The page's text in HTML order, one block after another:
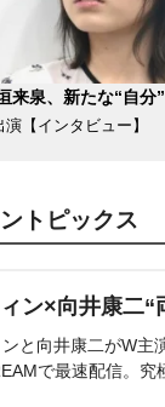
来泉、新たな“自分”
演【インタビュー】
トピックス
ン×向井康二“
と向井康二がW主
で最速配信。究